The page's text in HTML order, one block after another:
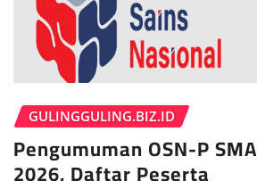
GULINGGULING.BIZ.ID
Pengumuman OSN-P SMA